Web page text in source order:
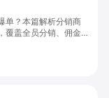
单？本篇解析分销商
覆盖全员分销、佣金结
和商家高效管理分销团
了解分销商城核心功